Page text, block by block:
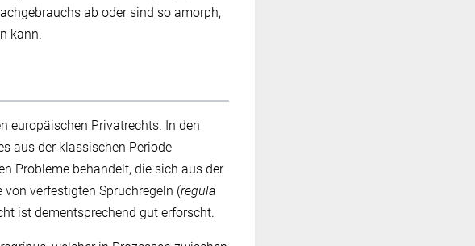
ab oder sind so amorph,
kann.
europäischen Privatrechts. In den
aus der klassischen Periode
Probleme behandelt, die sich aus der
verfestigten Spruchregeln (regula
ist dementsprechend gut erforscht.